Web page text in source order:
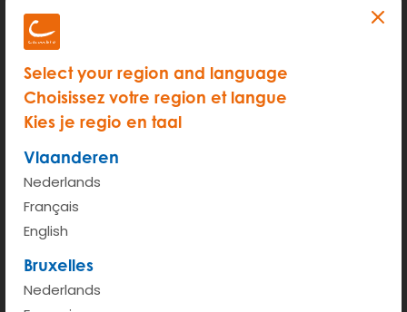
Select your region and language
Choisissez votre region et langue
Kies je regio en taal
Vlaanderen
Nederlands
Français
English
Bruxelles
Nederlands